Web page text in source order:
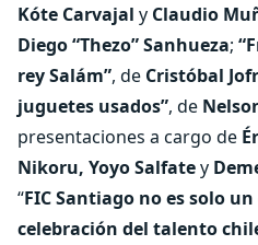
Kóte Carvajal y Claudio
Diego “Thezo” Sanhueza;
rey Salám”, de Cristóbal
juguetes usados”, de
presentaciones a cargo de
Nikoru, Yoyo Salfatey
“FIC Santiago no es solo
celebración del talento